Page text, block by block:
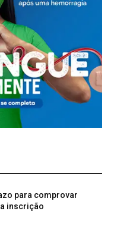
para comprovar
inscrição